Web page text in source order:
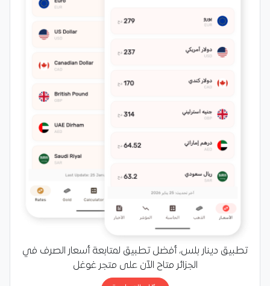
تطبيق دينار بلس، أفضل تطبيق لمتابعة أسعار الصرف في
الجزائر متاح الآن على متجر غوغل